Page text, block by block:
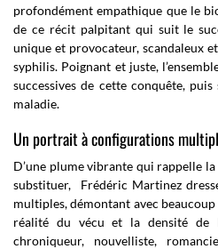
profondément empathique que le
de ce récit palpitant qui suit le
unique et provocateur, scandaleux
syphilis. Poignant et juste,
successives de cette conquête,
maladie.
Un portrait à configurations
D’une plume vibrante qui rappelle la
substituer, Frédéric Martinez
multiples, démontant avec
réalité du vécu et la densité de
chroniqueur, nouvelliste,